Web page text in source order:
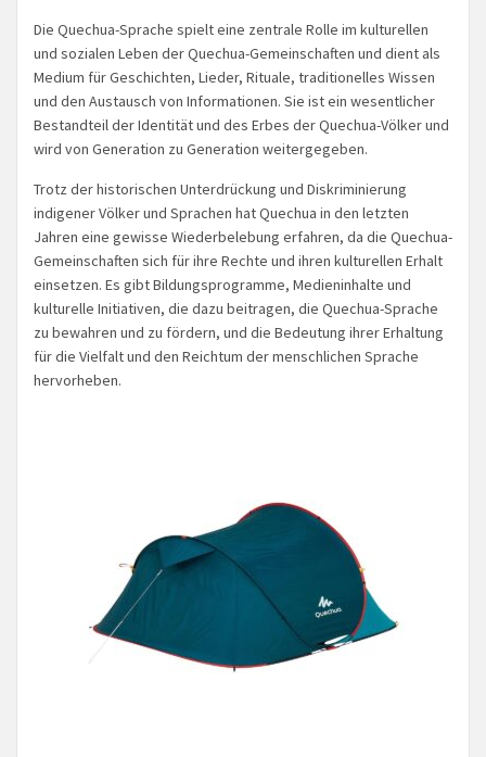
Die Quechua-Sprache spielt eine zentrale Rolle im kulturellen
und sozialen Leben der Quechua-Gemeinschaften und dient als
Medium für Geschichten, Lieder, Rituale, traditionelles Wissen
und den Austausch von Informationen. Sie ist ein wesentlicher
Bestandteil der Identität und des Erbes der Quechua-Völker und
wird von Generation zu Generation weitergegeben.
Trotz der historischen Unterdrückung und Diskriminierung
indigener Völker und Sprachen hat Quechua in den letzten
Jahren eine gewisse Wiederbelebung erfahren, da die Quechua-
Gemeinschaften sich für ihre Rechte und ihren kulturellen Erhalt
einsetzen. Es gibt Bildungsprogramme, Medieninhalte und
kulturelle Initiativen, die dazu beitragen, die Quechua-Sprache
zu bewahren und zu fördern, und die Bedeutung ihrer Erhaltung
für die Vielfalt und den Reichtum der menschlichen Sprache
hervorheben.